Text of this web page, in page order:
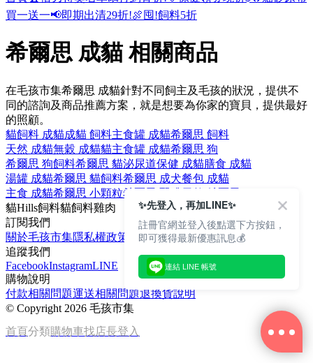
買一送一📢即期出清29折!🍖囤!飼料5折
希爾思 成貓 相關商品
在毛孩市集希爾思 成貓針對不同飼主及毛孩的狀況，提供不
同的諮詢及商品推薦方案，就是想要為你家的寶貝，提供最好
的照顧。
貓飼料 成貓成貓 飼料主食罐 成貓希爾思 飼料
天然 成貓無穀 成貓貓主食罐 成貓希爾思 狗
希爾思 狗飼料希爾思 貓泌尿道保健 成貓膳食 成貓
湯罐 成貓希爾思 貓飼料希爾思 成犬餐包 成貓
主食 成貓希爾思 小顆粒希爾思 腎臟
貓Hills飼料貓飼料雞肉
訂閱我們
關於毛孩市集隱私權政策
文章
追蹤我們
FacebookInstagramLINE
購物說明
付款相關問題運送相關問題退換貨說明
© Copyright 2026 毛孩市集
首頁分類購物車找店長登入
✨先登入，再加LINE✨
註冊官網並登入後點選下方按鈕，
即可獲得最新優惠訊息💰
連結 LINE 帳號